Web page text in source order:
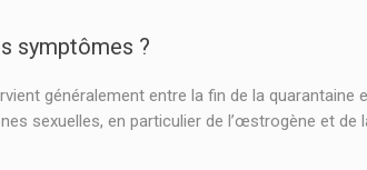
symptômes ?
généralement entre la fin de la
sexuelles, en particulier de l’œstrogène et